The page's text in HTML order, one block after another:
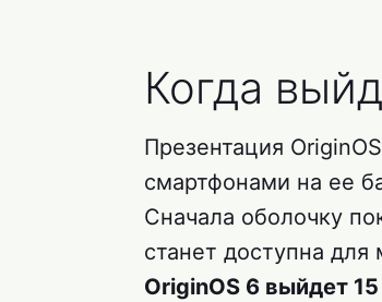
Когда
Презентация
смартфонами на ее
Сначала оболочку
станет доступна
OriginOS 6 выйдет